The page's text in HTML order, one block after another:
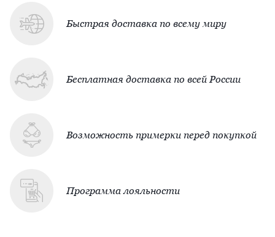
Быстрая доставка по всему миру
Бесплатная доставка по всей России
Возможность примерки перед покупкой
Программа лояльности